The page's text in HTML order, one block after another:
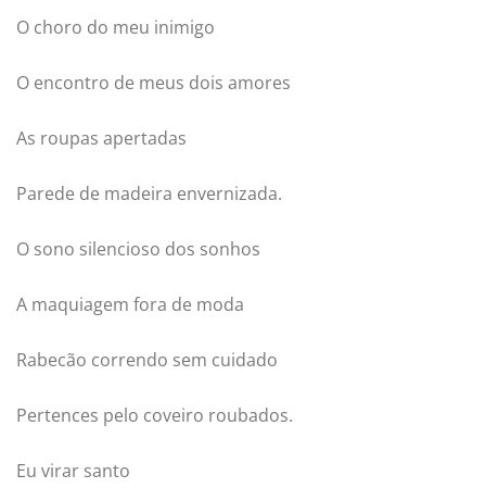
O choro do meu inimigo
O encontro de meus dois amores
As roupas apertadas
Parede de madeira envernizada.
O sono silencioso dos sonhos
A maquiagem fora de moda
Rabecão correndo sem cuidado
Pertences pelo coveiro roubados.
Eu virar santo